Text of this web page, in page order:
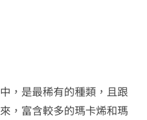
，是最稀有的種類，且跟
，富含較多的瑪卡烯和瑪